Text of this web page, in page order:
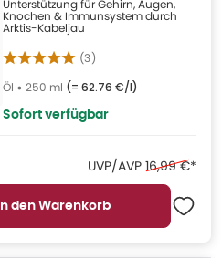
Unterstützung für Gehirn, Augen,
Knochen & Immunsystem durch
Arktis-Kabeljau
(3)
Öl • 250 ml (= 62.76 €/l)
Sofort verfügbar
UVP/AVP Ehemaliger
16,99 €*
In den Warenkorb